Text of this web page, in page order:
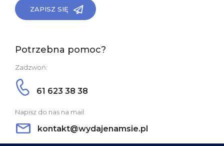
ZAPISZ SIĘ
Potrzebna pomoc?
Zadzwoń:
61 623 38 38
Napisz do nas na mail:
kontakt@wydajenamsie.pl